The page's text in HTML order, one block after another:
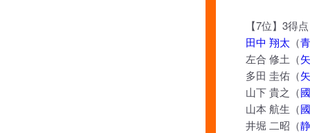
【7位】3得点
田中 翔太 （
左合 修土（
多田 圭佑（
山下 貴之（
山本 航生（
井堀 二昭（